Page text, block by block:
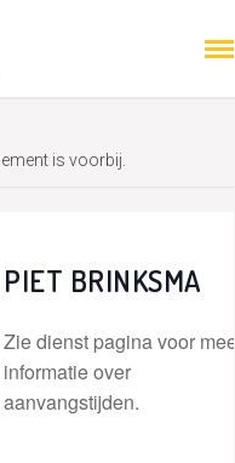
is voorbij.
PIET BRINKSMA
Zie dienst pagina voor meer
informatie over
aanvangstijden.